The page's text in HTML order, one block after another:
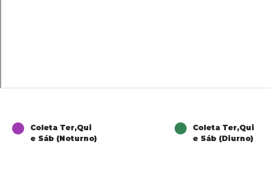
Coleta Ter,Qui
e Sáb (Noturno)
Coleta Ter,Qui
e Sáb (Diurno)